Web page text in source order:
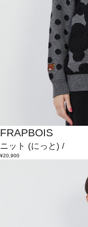
FRAPBOIS
ニット (にっと) /
¥20,900